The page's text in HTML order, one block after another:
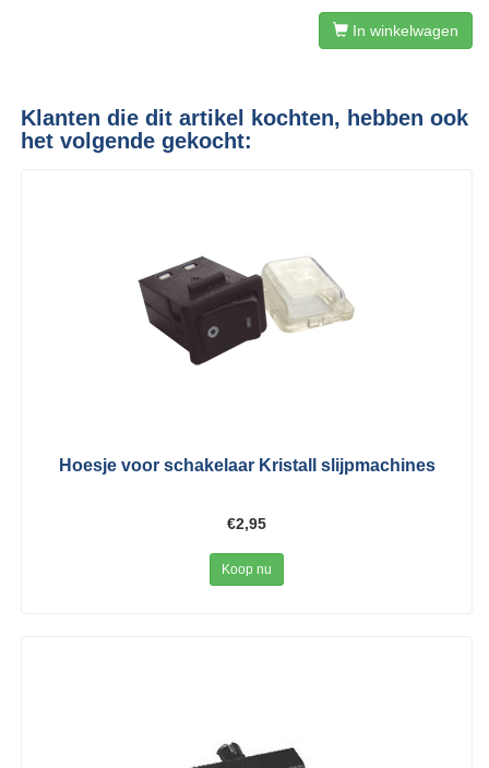
In winkelwagen
Klanten die dit artikel kochten, hebben ook
het volgende gekocht:
Hoesje voor schakelaar Kristall slijpmachines
€2,95
Koop nu